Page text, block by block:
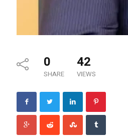
0
SHARE
42
VIEWS